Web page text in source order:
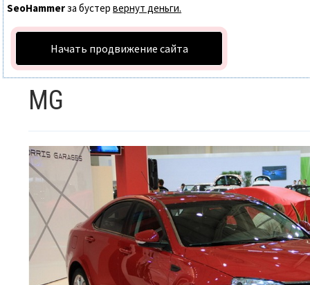
SeoHammerза бустервернут деньги.
Начать продвижение сайта
MG